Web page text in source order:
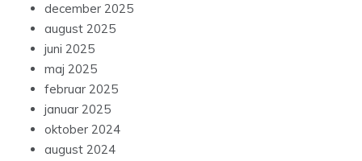
december 2025
august 2025
juni 2025
maj 2025
februar 2025
januar 2025
oktober 2024
august 2024